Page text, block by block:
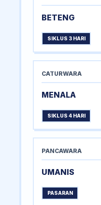
BETENG
SIKLUS 3 HARI
CATURWARA
MENALA
SIKLUS 4 HARI
PANCAWARA
UMANIS
PASARAN